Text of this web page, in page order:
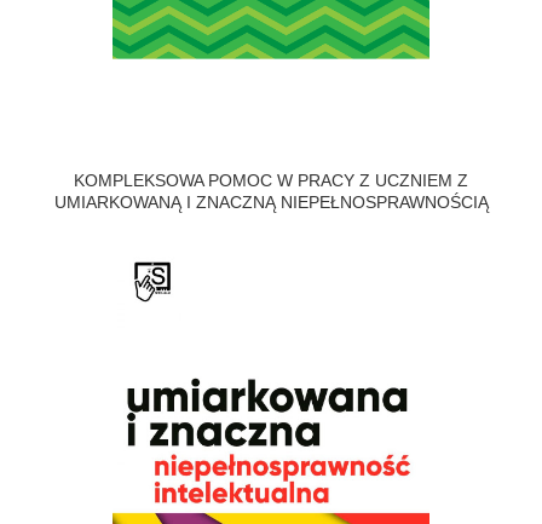
KOMPLEKSOWA POMOC W PRACY Z UCZNIEM Z
UMIARKOWANĄ I ZNACZNĄ NIEPEŁNOSPRAWNOŚCIĄ